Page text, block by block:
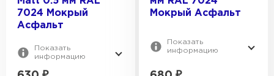
7024 Мокрый
Асфальт
Показать
информацию
Мокрый Асфальт
Показать
информацию